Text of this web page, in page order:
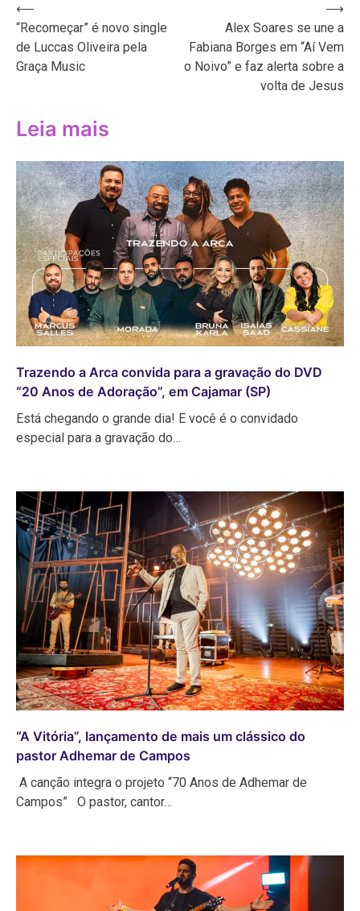
Navegação
de
Post
⟵
“Recomeçar” é novo single
de Luccas Oliveira pela
Graça Music
Alex Soares se une a
Fabiana Borges em “Aí Vem
o Noivo” e faz alerta sobre a
volta de Jesus
⟶
Leia mais
Trazendo a Arca convida para a gravação do DVD
“20 Anos de Adoração”, em Cajamar (SP)
Está chegando o grande dia! E você é o convidado
especial para a gravação do…
“A Vitória”, lançamento de mais um clássico do
pastor Adhemar de Campos
A canção integra o projeto “70 Anos de Adhemar de
Campos” O pastor, cantor…